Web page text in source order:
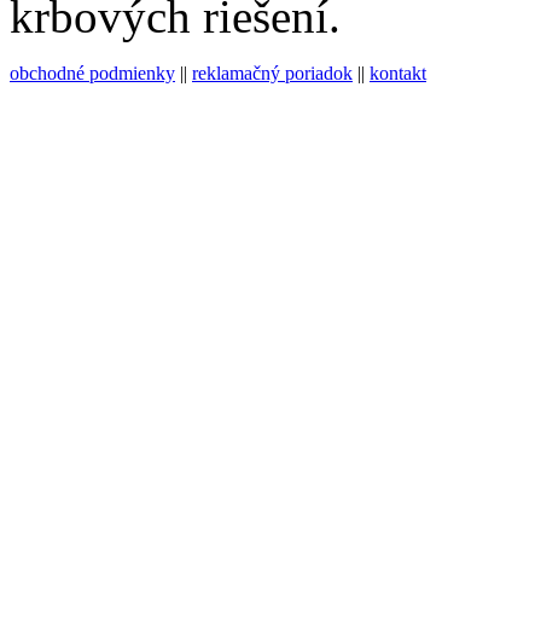
krbových riešení.
obchodné podmienky || reklamačný poriadok || kontakt